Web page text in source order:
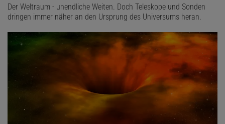
Der Weltraum - unendliche Weiten. Doch Teleskope und Sonden
dringen immer näher an den Ursprung des Universums heran.